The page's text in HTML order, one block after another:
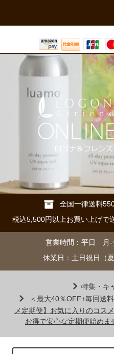
全国一律送料
税込5,500円以上お買い上げで
営業時間：平日 月
休業日：土日祝日（
特集・キ
＜最大40％OFF+毎回送
メ定期便】お気に入りのコス
お得で安心な定期便始め